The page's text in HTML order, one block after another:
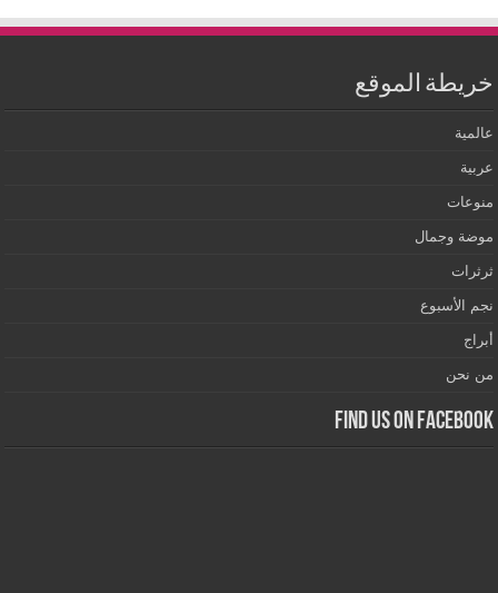
خريطة الموقع
عالمية
عربية
منوعات
موضة وجمال
ثرثرات
نجم الأسبوع
أبراج
من نحن
Find us on Facebook